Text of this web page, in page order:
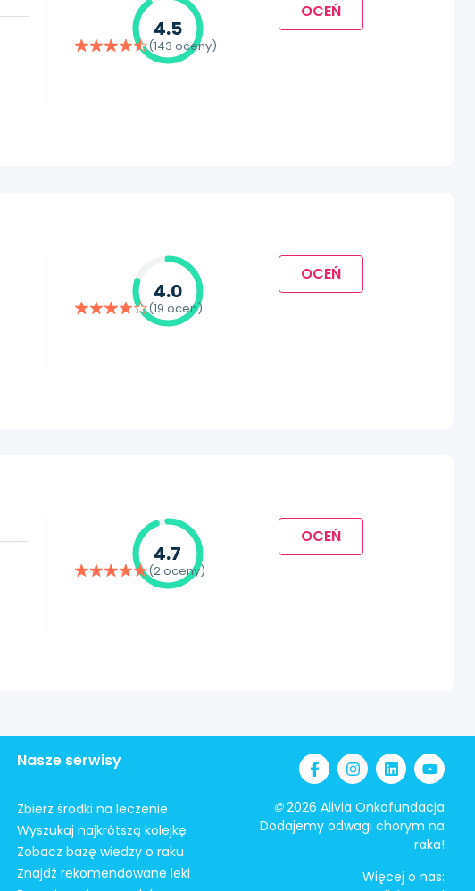
4.5
(143 oceny)
OCEŃ
4.0
(19 ocen)
OCEŃ
4.7
(2 oceny)
OCEŃ
Nasze serwisy
Zbierz środki na leczenie
Wyszukaj najkrótszą kolejkę
Zobacz bazę wiedzy o raku
Znajdź rekomendowane leki
©2026 Alivia Onkofundacja
Dodajemy odwagi chorym na
raka!
Więcej o nas: